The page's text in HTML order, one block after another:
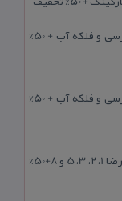
لیست هتل آپارتمان های مشهد در هتل خیابان طبرسی و فلکه آب + 50%
لیست هتل آپارتمان های مشهد در هتل خیابان طبرسی و فلکه آب + 50%
رزرو هتل در خیابان امام رضا مشهد | هتل‌ های امام رضا 1، 2، 3، 5 و 8+50%